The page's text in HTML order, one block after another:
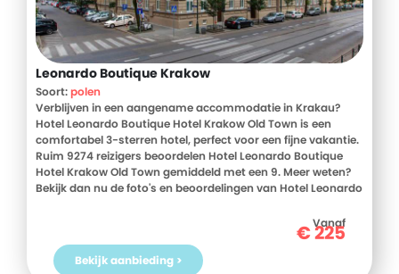
Leonardo Boutique Krakow
Soort:polen
Verblijven in een aangename accommodatie in Krakau?
Hotel Leonardo Boutique Hotel Krakow Old Town is een
comfortabel 3-sterren hotel, perfect voor een fijne vakantie.
Ruim 9274 reizigers beoordelen Hotel Leonardo Boutique
Hotel Krakow Old Town gemiddeld met een 9. Meer weten?
Bekijk dan nu de foto's en beoordelingen van Hotel Leonardo
jij toe aan een heerlijke vakantie in Polen? Boek jouw
vakantie naar Hotel Leonardo Boutique Hotel Krakow Old
Town vandaag nog!
Vanaf
€225
Bekijk aanbieding >